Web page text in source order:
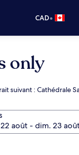
CAD•
only
suivant : Cathédrale